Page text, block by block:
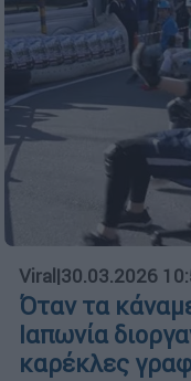
Viral |30.03.2026
Όταν τα
Ιαπωνία
καρέκλες